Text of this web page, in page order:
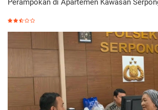
Perampokan di Apartemen Kawasan